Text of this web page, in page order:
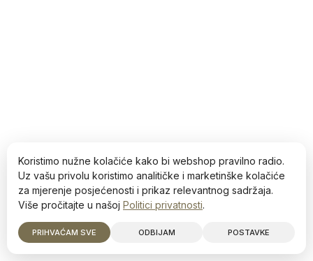
Koristimo nužne kolačiće kako bi webshop pravilno radio.
Uz vašu privolu koristimo analitičke i marketinške kolačiće
za mjerenje posjećenosti i prikaz relevantnog sadržaja.
Više pročitajte u našoj Politici privatnosti.
PRIHVAĆAM SVE ODBIJAM POSTAVKE